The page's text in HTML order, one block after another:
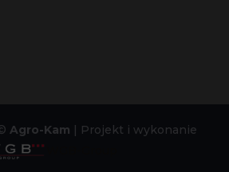
Agro-Kam | Projekt i wykonanie